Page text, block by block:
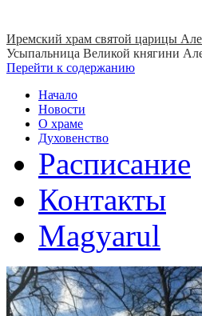
Иремский храм святой царицы
Усыпальница Великой княгини
Перейти к содержанию
Начало
Новости
О храме
Духовенство
Расписание
Контакты
Magyarul